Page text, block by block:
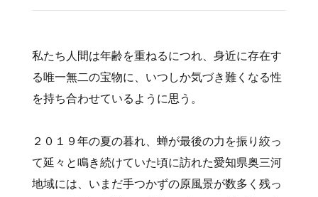
私たち人間は年齢を重ねるにつれ、身近に存在す
る唯一無二の宝物に、いつしか気づき難くなる性
を持ち合わせているように思う。
２０１９年の夏の暮れ、蝉が最後の力を振り絞っ
て延々と鳴き続けていた頃に訪れた愛知県奥三河
地域には、いまだ手つかずの原風景が数多く残っ